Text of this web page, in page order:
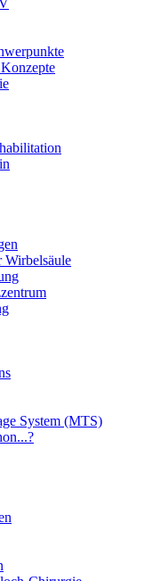
Wirbelsäule
System (MTS)